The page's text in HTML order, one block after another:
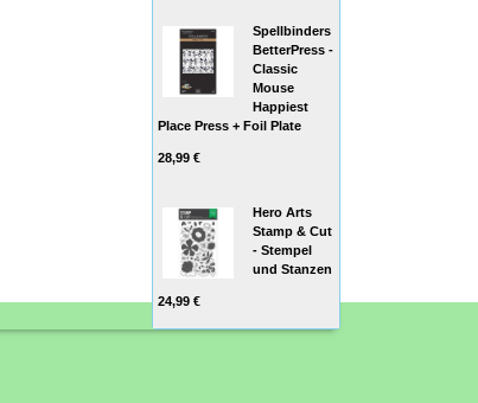
Spellbinders
BetterPress -
Classic
Mouse
Happiest
Place Press + Foil Plate
28,99 €
Hero Arts
Stamp & Cut
- Stempel
und Stanzen
24,99 €